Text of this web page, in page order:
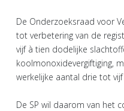
De Onderzoeksraad voor
tot verbetering van de
vijf à tien dodelijke
koolmonoxidevergiftiging,
werkelijke aantal drie tot
De SP wil daarom van het